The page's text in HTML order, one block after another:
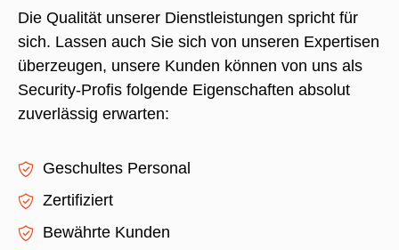
Die Qualität unserer Dienstleistungen spricht für
sich. Lassen auch Sie sich von unseren Expertisen
überzeugen, unsere Kunden können von uns als
Security-Profis folgende Eigenschaften absolut
zuverlässig erwarten:
Geschultes Personal
Zertifiziert
Bewährte Kunden